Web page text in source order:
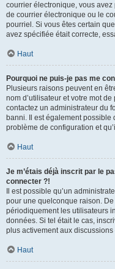
courrier électronique, vous
de courrier électronique ou le
pourriel. Si vous êtes certain
avez spécifiée était correcte,
Haut
Pourquoi ne puis-je pas me
Plusieurs raisons peuvent en
nom d’utilisateur et votre mot
contactez un administrateur du
banni. Il est également possible
problème de configuration et
Haut
Je m’étais déjà inscrit par le
connecter ?!
Il est possible qu’un
pour une quelconque raison.
périodiquement les utilisateurs
données. Si tel était le cas,
plus activement aux discussions
Haut